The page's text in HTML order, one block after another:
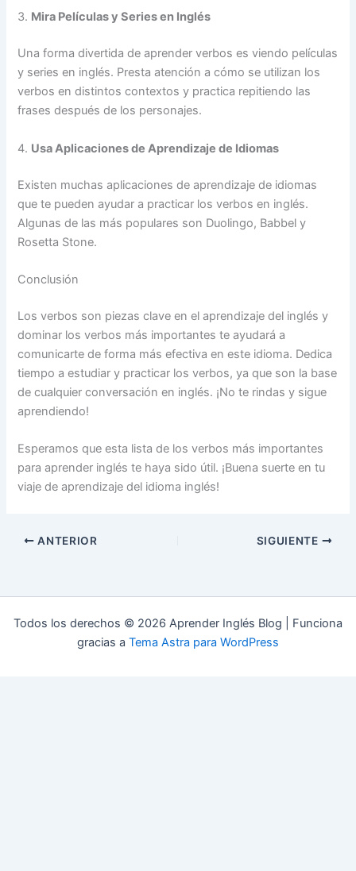
3. Mira Películas y Series en Inglés
Una forma divertida de aprender verbos es viendo películas
y series en inglés. Presta atención a cómo se utilizan los
verbos en distintos contextos y practica repitiendo las
frases después de los personajes.
4. Usa Aplicaciones de Aprendizaje de Idiomas
Existen muchas aplicaciones de aprendizaje de idiomas
que te pueden ayudar a practicar los verbos en inglés.
Algunas de las más populares son Duolingo, Babbel y
Rosetta Stone.
Conclusión
Los verbos son piezas clave en el aprendizaje del inglés y
dominar los verbos más importantes te ayudará a
comunicarte de forma más efectiva en este idioma. Dedica
tiempo a estudiar y practicar los verbos, ya que son la base
de cualquier conversación en inglés. ¡No te rindas y sigue
aprendiendo!
Esperamos que esta lista de los verbos más importantes
para aprender inglés te haya sido útil. ¡Buena suerte en tu
viaje de aprendizaje del idioma inglés!
ANTERIOR SIGUIENTE
Todos los derechos © 2026 Aprender Inglés Blog | Funciona
gracias a Tema Astra para WordPress